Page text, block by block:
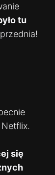
tu
się